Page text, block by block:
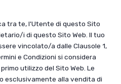
tra te, l'Utente di questo Sito
i di questo Sito Web. Il tuo
vincolato/a dalle Clausole 1,
e Condizioni si considera
utilizzo del Sito Web. Le
esclusivamente alla vendita di